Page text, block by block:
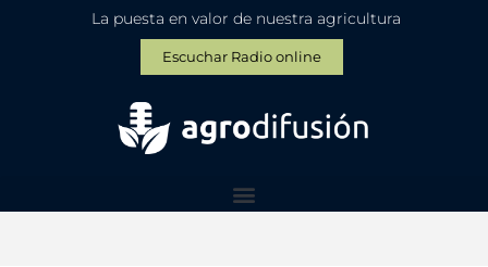
La puesta en valor de nuestra agricultura
Escuchar Radio online